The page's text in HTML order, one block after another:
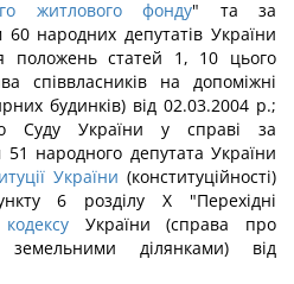
житлового фонду" та за
народних депутатів України
положень статей 1, 10 цього
співвласників на допоміжні
будинків) від 02.03.2004 р.;
Суду України у справі за
народного депутата України
України (конституційності)
6 розділу X "Перехідні
України (справа про
земельними ділянками) від